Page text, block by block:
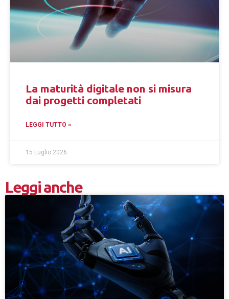
La maturità digitale non si misura
dai progetti completati
LEGGI TUTTO »
15 Luglio 2026
Leggi anche